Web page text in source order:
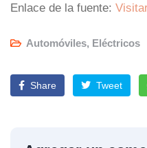
Enlace de la fuente:
Automóviles, Eléctricos
Share Tweet